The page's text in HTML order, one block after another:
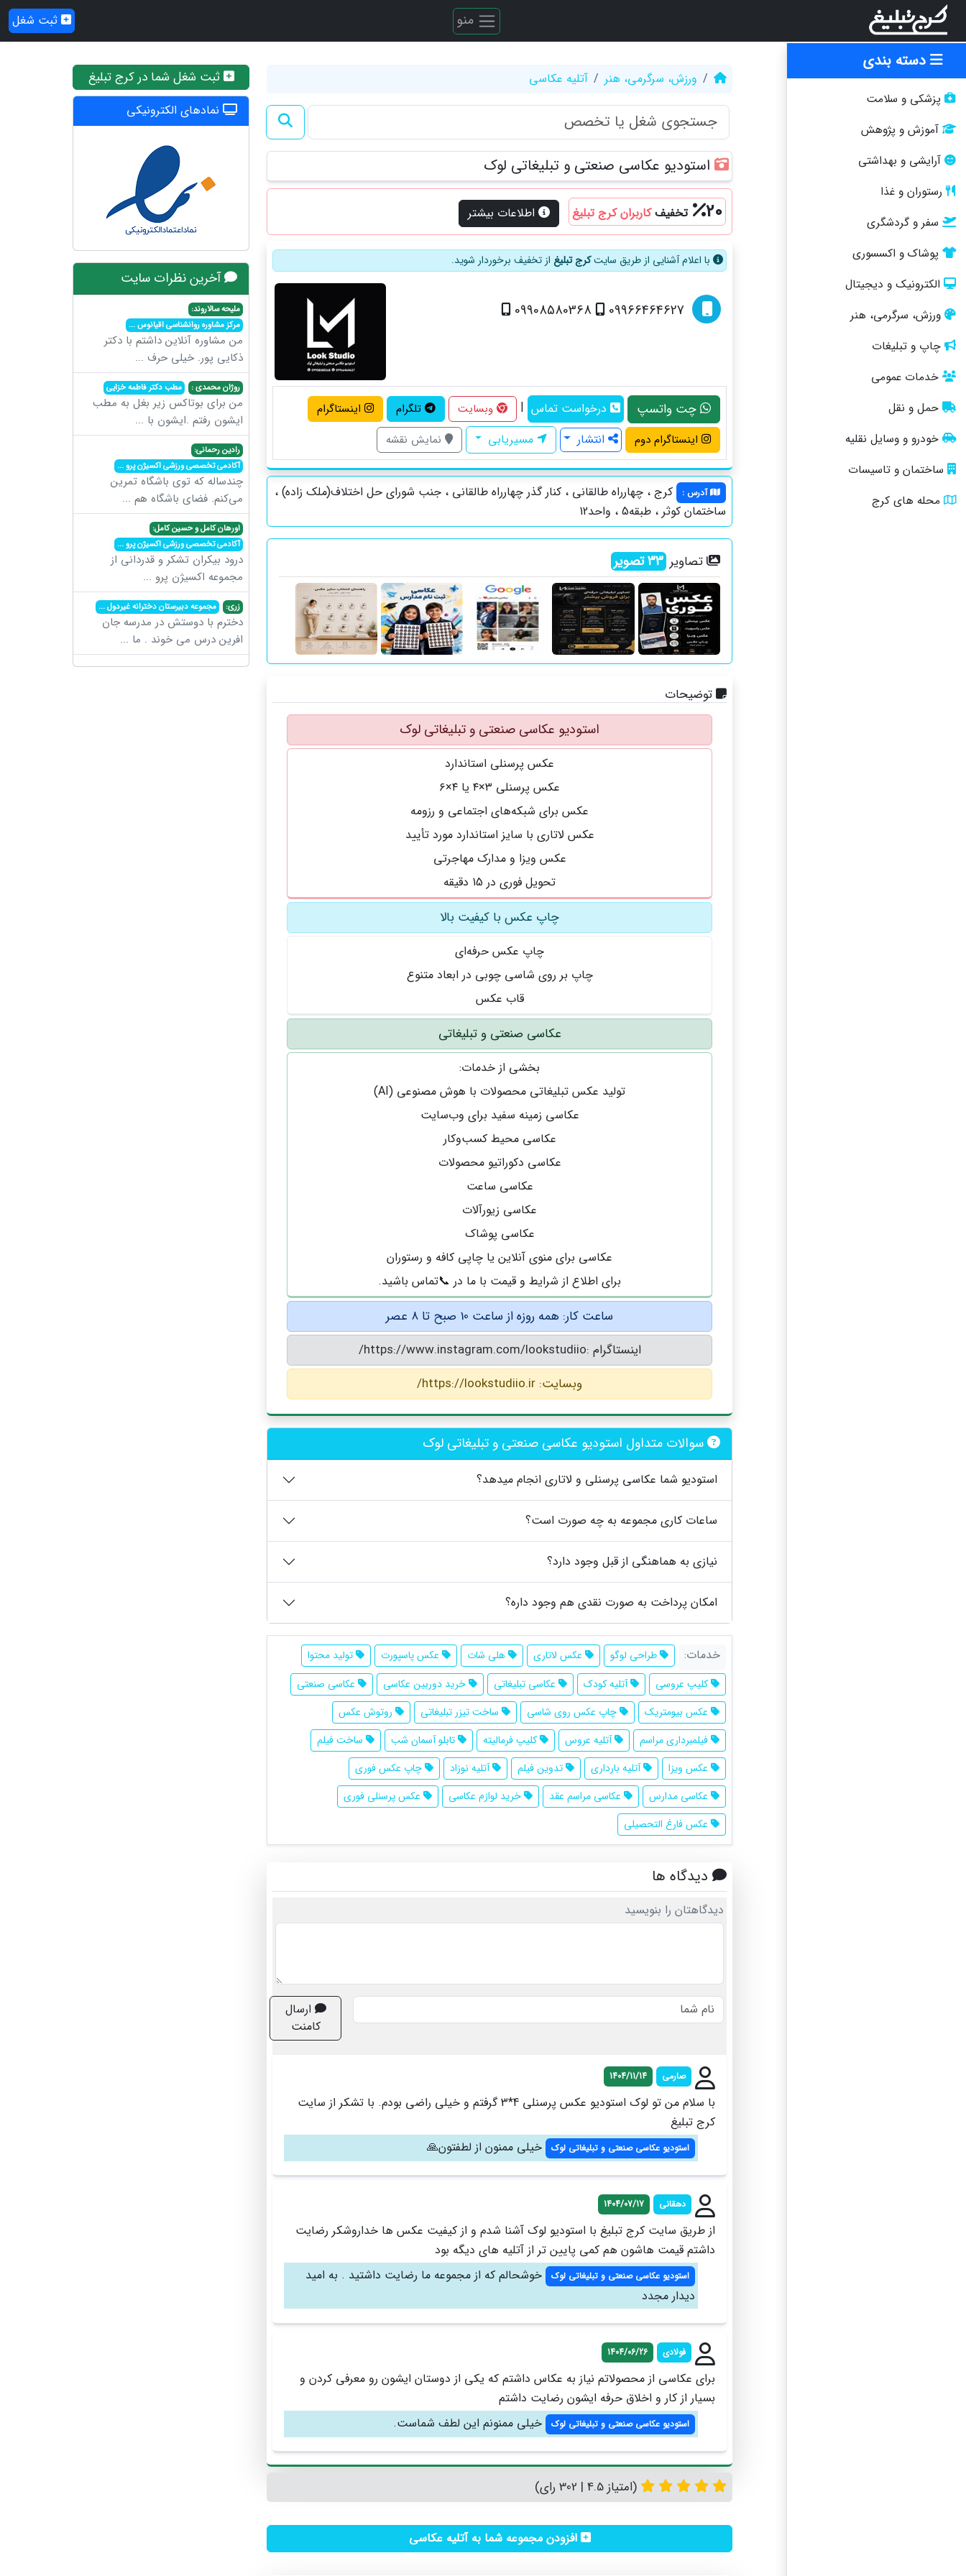
منو ثبت شغل
دسته بندی
پزشکی و سلامت
آموزش و پژوهش
آرایشی و بهداشتی
رستوران و غذا
سفر و گردشگری
پوشاک و اکسسوری
الکترونیک و دیجیتال
ورزش، سرگرمی، هنر
چاپ و تبلیغات
خدمات عمومی
حمل و نقل
خودرو و وسایل نقلیه
ساختمان و تاسیسات
محله های کرج
ورزش، سرگرمی، هنر آتلیه عکاسی
استودیو عکاسی صنعتی و تبلیغاتی لوک
20 تخفیفکاربران کرج تبلیغ اطلاعات بیشتر
با اعلام آشنایی از طریق سایتکرج تبلیغ از تخفیف برخوردار شوید.
09966464627
09908580368
چت واتسپ درخواست تماس | وبسایت تلگرام
اینستاگرام
اینستاگرام دوم
انتشار مسیریابی نمایش نقشه
آدرس :
کرج ، چهارراه طالقانی ، کنار گذر چهارراه طالقانی ، جنب شورای حل اختلاف(ملک زاده) ،
ساختمان کوثر ، طبقه5 ، واحد12
تصاویر 33تصویر
توضیحات
استودیو عکاسی صنعتی و تبلیغاتی لوک
عکس پرسنلی استاندارد
عکس پرسنلی ۳×۴ یا ۴×۶
عکس برای شبکه‌های اجتماعی و رزومه
عکس لاتاری با سایز استاندارد مورد تأیید
عکس ویزا و مدارک مهاجرتی
تحویل فوری در 15 دقیقه
چاپ عکس با کیفیت بالا
چاپ عکس حرفه‌ای
چاپ بر روی شاسی چوبی در ابعاد متنوع
قاب عکس
عکاسی صنعتی و تبلیغاتی
بخشی از خدمات:
تولید عکس تبلیغاتی محصولات با هوش مصنوعی (AI)
عکاسی زمینه سفید برای وب‌سایت
عکاسی محیط کسب‌وکار
عکاسی دکوراتیو محصولات
عکاسی ساعت
عکاسی زیورآلات
عکاسی پوشاک
عکاسی برای منوی آنلاین یا چاپی کافه و رستوران
برای اطلاع از شرایط و قیمت با ما در 📞تماس باشید.
ساعت کار: همه روزه از ساعت 10 صبح تا ۸ عصر
اینستاگرام :https://www.instagram.com/lookstudiio/
وبسایت: https://lookstudiio.ir/
سوالات متداول استودیو عکاسی صنعتی و تبلیغاتی لوک
استودیو شما عکاسی پرسنلی و لاتاری انجام میدهد؟
ساعات کاری مجموعه به چه صورت است؟
نیازی به هماهنگی از قبل وجود دارد؟
امکان پرداخت به صورت نقدی هم وجود داره؟
خدمات: طراحی لوگو عکس لاتاری هلی شات عکس پاسپورت
تولید محتوا
کلیپ عروسی
آتلیه کودک عکاسی تبلیغاتی خرید دوربین عکاسی
عکاسی صنعتی
عکس بیومتریک
چاپ عکس روی شاسی ساخت تیزر تبلیغاتی
روتوش عکس
فیلمبرداری مراسم
آتلیه عروس کلیپ فرمالیته تابلو آسمان شب
ساخت فیلم
عکس ویزا
آتلیه بارداری تدوین فیلم آتلیه نوزاد
چاپ عکس فوری
عکاسی مدارس
عکاسی مراسم عقد خرید لوازم عکاسی
عکس پرسنلی فوری
عکس فارغ التحصیلی
دیدگاه ها
دیدگاهتان را بنویسید
ارسال
کامنت
صارمی 1404/11/14
با سلام من تو لوک استودیو عکس پرسنلی 4*3 گرفتم و خیلی راضی بودم. با تشکر از سایت
کرج تبلیغ
استودیو عکاسی صنعتی و تبلیغاتی لوک خیلی ممنون از لطفتون🙏
دهقانی 1404/07/17
از طریق سایت کرج تبلیغ با استودیو لوک آشنا شدم و از کیفیت عکس ها خداروشکر رضایت
داشتم قیمت هاشون هم کمی پایین تر از آتلیه های دیگه بود
استودیو عکاسی صنعتی و تبلیغاتی لوک
خوشحالم که از مجموعه ما رضایت داشتید . به امید
دیدار مجدد
فولادی 1404/06/26
برای عکاسی از محصولاتم نیاز به عکاس داشتم که یکی از دوستان ایشون رو معرفی کردن و
بسیار از کار و اخلاق حرفه ایشون رضایت داشتم
استودیو عکاسی صنعتی و تبلیغاتی لوک خیلی ممنونم این لطف شماست.
(امتیاز 4.5 | 302 رای)
افزودن مجموعه شما به آتلیه عکاسی
ثبت شغل شما در کرج تبلیغ
نمادهای الکترونیکی
آخرین نظرات سایت
ملیحه سالاروند:
مرکز مشاوره روانشناسی اقیانوس...
من مشاوره آنلاین داشتم با دکتر
ذکایی پور. خیلی حرف ...
روژان محمدی : مطب دکتر فاطمه خزایی
من برای بوتاکس زیر بغل به مطب
ایشون رفتم .ایشون با ...
رادین رحمانی:
آکادمی تخصصی ورزشی اکسیژن پرو...
چندساله که توی باشگاه تمرین
می‌کنم. فضای باشگاه هم ...
اورهان کامل و حسین کامل:
آکادمی تخصصی ورزشی اکسیژن پرو...
درود بیکران تشکر و قدردانی از
مجموعه اکسیژن پرو ...
زری: مجموعه دبیرستان دخترانه غیردول...
دخترم با دوستش در مدرسه جان
افرین درس می خوند . ما ...